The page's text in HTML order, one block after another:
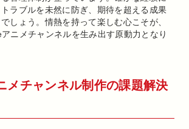
ラブルを未然に防ぎ、期待を超える成果
しょう。情熱を持って楽しむ心こそが、
ニメチャンネルを生み出す原動力となり
メチャンネル制作の課題解決